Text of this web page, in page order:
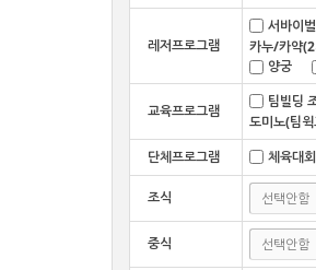
레저프로그램
서바이
카누/카약
양궁
교육프로그램
팀빌딩
도미노(팀
단체프로그램
체육대회
조식
중식